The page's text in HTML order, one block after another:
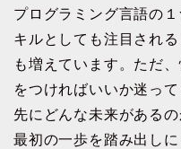
プログラミング言語の
キルとしても注目され
も増えています。ただ
をつければいいか迷っ
先にどんな未来がある
最初の一歩を踏み出しに